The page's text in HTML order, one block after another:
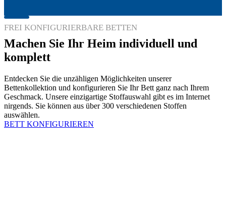
FREI KONFIGURIERBARE BETTEN
Machen Sie Ihr Heim individuell und
komplett
Entdecken Sie die unzähligen Möglichkeiten unserer
Bettenkollektion und konfigurieren Sie Ihr Bett ganz nach Ihrem
Geschmack. Unsere einzigartige Stoffauswahl gibt es im Internet
nirgends. Sie können aus über 300 verschiedenen Stoffen
auswählen.
BETT KONFIGURIEREN